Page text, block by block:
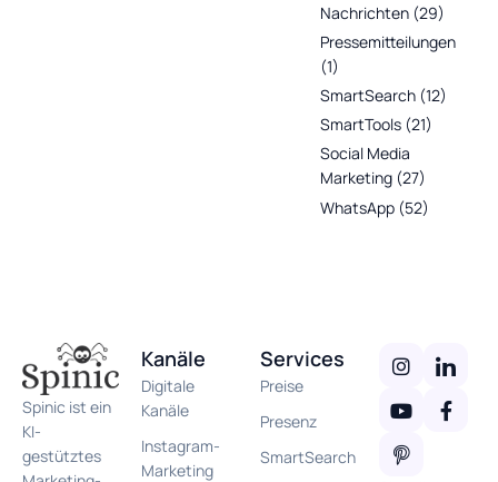
Nachrichten(29)
Pressemitteilungen
(1)
SmartSearch(12)
SmartTools(21)
Social Media
Marketing(27)
WhatsApp(52)
Spinic ist ein
KI-
gestütztes
Kanäle
Digitale
Kanäle
Instagram-
Marketing
Services
Preise
Presenz
SmartSearch